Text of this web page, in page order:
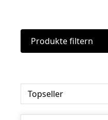
Produkte filtern